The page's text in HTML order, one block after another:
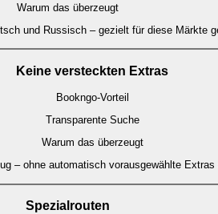
Warum das überzeugt
und Russisch – gezielt für diese Märkte
Keine versteckten Extras
Bookngo-Vorteil
Transparente Suche
Warum das überzeugt
– ohne automatisch vorausgewählte
Spezialrouten